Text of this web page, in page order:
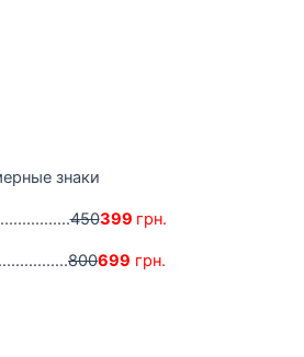
знаки
450399 грн.
800699 грн.